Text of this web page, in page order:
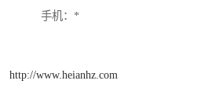
手机：*
http://www.heianhz.com